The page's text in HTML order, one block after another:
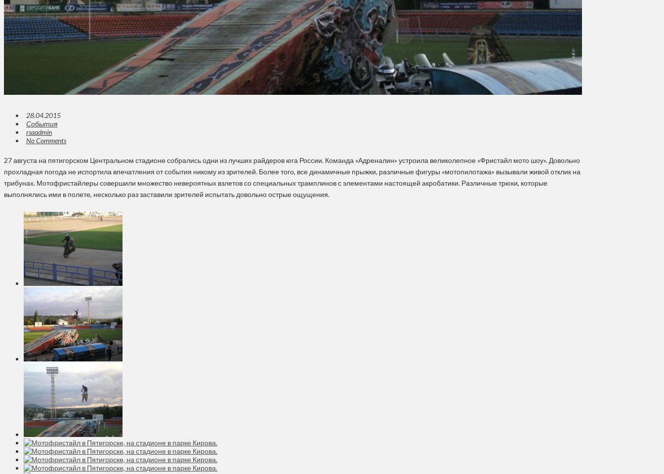
28.04.2015
События
rsaadmin
No Comments
27 августа на пятигорском Центральном стадионе собрались одни из лучших райдеров юга России. Команда «Адреналин» устроила великолепное «Фристайл мото шоу». Довольно
прохладная погода не испортила впечатления от события никому из зрителей. Более того, все динамичные прыжки, различные фигуры «мотопилотажа» вызывали живой отклик на
трибунах. Мотофристайлеры совершили множество невероятных взлетов со специальных трамплинов с элементами настоящей акробатики. Различные трюки, которые
выполнялись ими в полете, несколько раз заставили зрителей испытать довольно острые ощущения.